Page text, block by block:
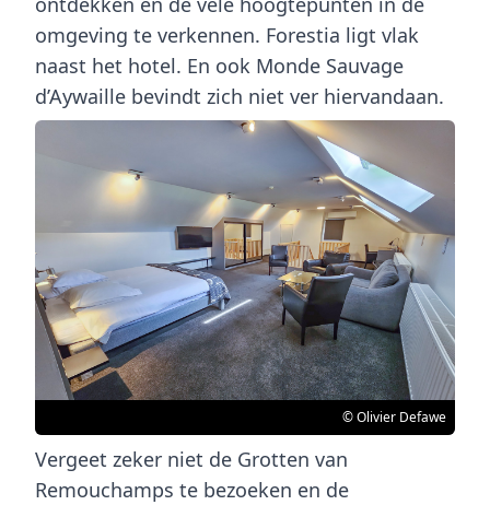
omgeving te verkennen. Forestia ligt vlak
naast het hotel. En ook Monde Sauvage
d’Aywaille bevindt zich niet ver hiervandaan.
© Olivier Defawe
Vergeet zeker niet de Grotten van
Remouchamps te bezoeken en de